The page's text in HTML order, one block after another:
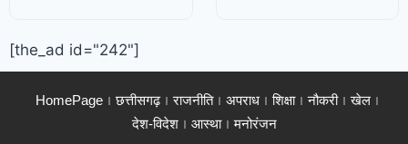
[the_ad id="242"]
HomePage छत्तीसगढ़ राजनीति अपराध शिक्षा नौकरी
खेल
देश-विदेश
आस्था मनोरंजन